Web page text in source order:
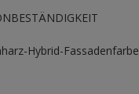
Hybrid-Fassadenfarbe